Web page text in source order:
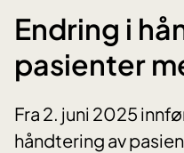
Endring i
pasienter
Fra 2. juni 2025
håndtering av